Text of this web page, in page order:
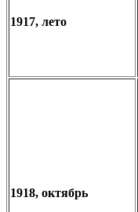
1917, лето
1918, октябрь